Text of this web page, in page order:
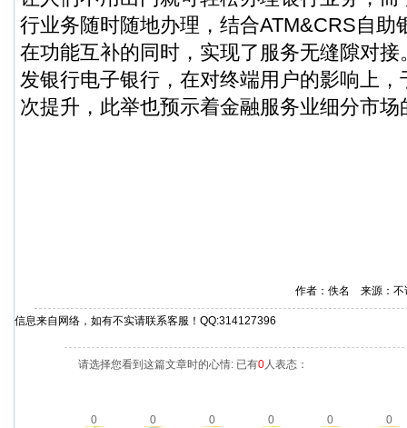
行业务随时随地办理，结合ATM&CRS自助
在功能互补的同时，实现了服务无缝隙对
发银行电子银行，在对终端用户的影响上
次提升，此举也预示着金融服务业细分市
作者：佚名 来源：
信息来自网络，如有不实请联系客服！QQ:314127396
请选择您看到这篇文章时的心情: 已有0人表态：
0 0 0 0 0 0